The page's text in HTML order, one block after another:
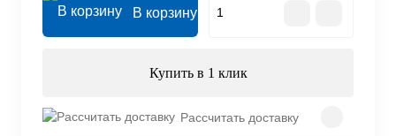
В корзину
Купить в 1 клик
Рассчитать доставку